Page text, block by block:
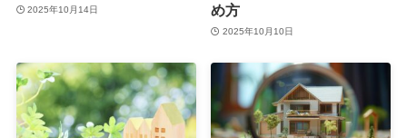
2025年10月14日
め方
2025年10月10日